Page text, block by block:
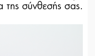
της σύνθεσής σας.